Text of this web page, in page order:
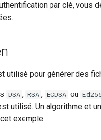
par clé, vous
utilisé pour générer des
DSA , RSA , ECDSA ou
utilisé. Un algorithme et
exemple.